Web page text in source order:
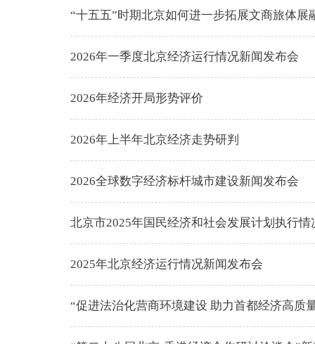
“十五五”时期北京如何进一步拓展文商旅体
2026年一季度北京经济运行情况新闻发布会
2026年经济开局形势评价
2026年上半年北京经济走势研判
2026全球数字经济标杆城市建设新闻发布会
北京市2025年国民经济和社会发展计划执行情
2025年北京经济运行情况新闻发布会
“促进法治化营商环境建设 助力首都经济高质